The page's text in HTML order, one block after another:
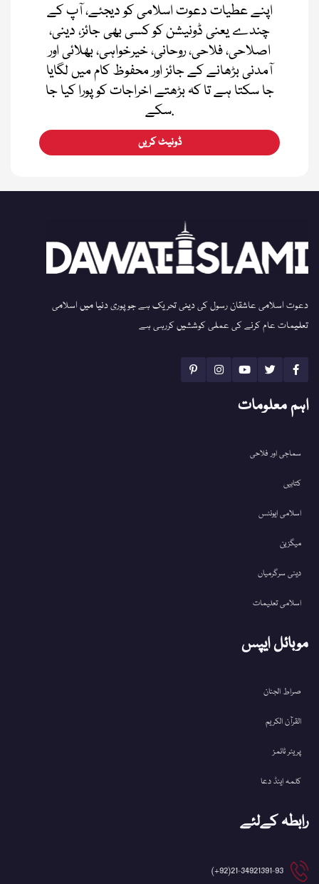
اپنے عطیات دعوت اسلامی کو دیجئے، آپ کے
چندے یعنی ڈونیشن کو کسی بھی جائز، دینی،
اصلاحی، فلاحی، روحانی، خیرخواہی، بھلائی اور
آمدنی بڑھانے کے جائز اور محفوظ کام میں لگایا
جا سکتا ہے تا کہ بڑھتے اخراجات کو پورا کیا جا
سکے.
ڈونیٹ کریں
دعوت اسلامی عاشقان رسول کی دینی تحریک ہے جو پوری دنیا میں اسلامی
تعلیمات عام کرنے کی عملی کوششیں کررہی ہے
اہم معلومات
سماجی اور فلاحی
کتابیں
اسلامی ایونٹس
میگزین
دینی سرگرمیاں
اسلامی تعلیمات
موبائل ایپس
صراط الجنان
القرآن الکریم
پریئر ٹائمز
کلمہ اینڈ دعا
رابطہ کےلئے
21-34921391-93(92+)